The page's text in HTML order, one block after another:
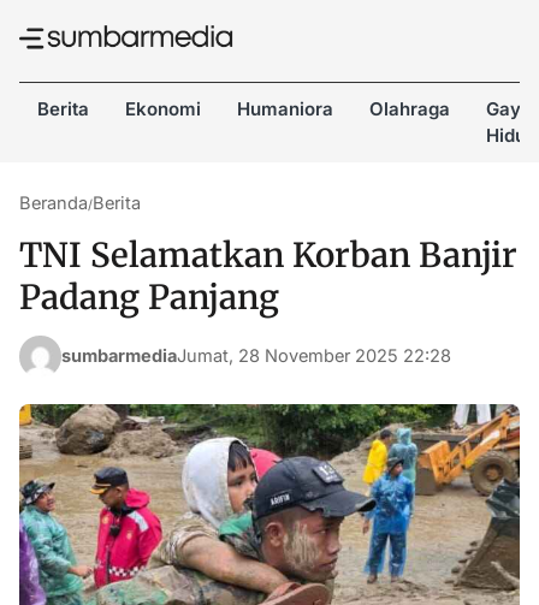
Berita Ekonomi Humaniora Olahraga
Gaya
Hidup
Beranda/Berita
TNI Selamatkan Korban Banjir
Padang Panjang
sumbarmediaJumat, 28 November 2025 22:28